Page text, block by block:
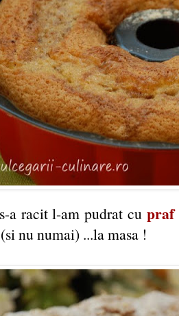
a racit l-am pudrat cupraf
nu numai) ...la masa !